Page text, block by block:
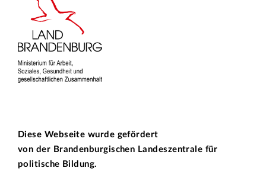
Diese Webseite wurde gefördert
von der Brandenburgischen Landeszentrale für
politische Bildung.